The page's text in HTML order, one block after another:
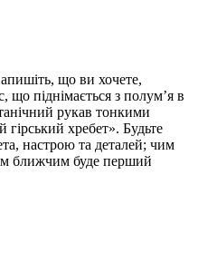
що ви хочете,
піднімається з полум’я в
рукав тонкими
гірський хребет». Будьте
настрою та деталей; чим
ближчим буде перший